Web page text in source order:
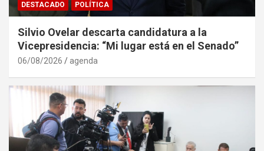
DESTACADO POLÍTICA
Silvio Ovelar descarta candidatura a la
Vicepresidencia: “Mi lugar está en el Senado”
06/08/2026 agenda